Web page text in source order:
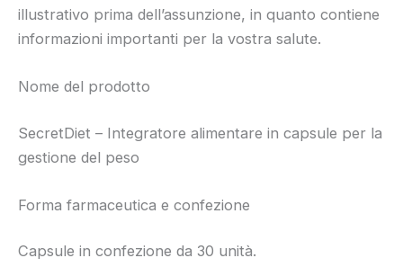
illustrativo prima dell’assunzione, in quanto contiene
informazioni importanti per la vostra salute.
Nome del prodotto
SecretDiet – Integratore alimentare in capsule per la
gestione del peso
Forma farmaceutica e confezione
Capsule in confezione da 30 unità.